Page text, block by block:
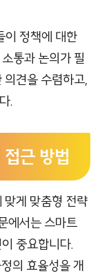
이 정책에 대한
통과 논의가 필
의견을 수렴하고,
.
근 방법
맞게 맞춤형 전략
에서는 스마트
중요합니다.
의 효율성을 개